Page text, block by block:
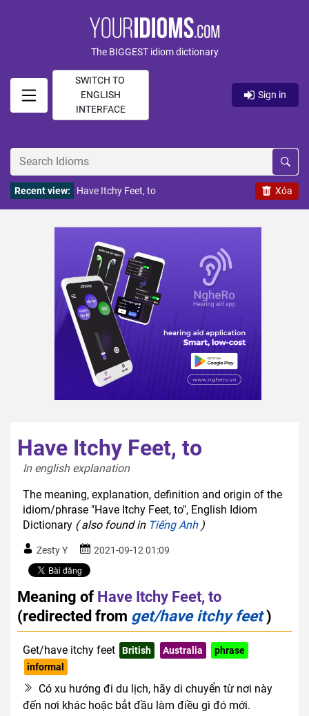
The BIGGEST idiom dictionary
SWITCH TO
ENGLISH
INTERFACE
Sign in
Xóa
Recent view: Have Itchy Feet, to
Have Itchy Feet, to
In english explanation
The meaning, explanation, definition and origin of the
idiom/phrase "Have Itchy Feet, to", English Idiom
Dictionary ( also found in Tiếng Anh)
Zesty Y 2021-09-12 01:09
Meaning of Have Itchy Feet, to
(redirected from get/have itchy feet)
Get/have itchy feet British Australia
phrase
informal
Có xu hướng đi du lịch, hãy di chuyển từ nơi này
đến nơi khác hoặc bắt đầu làm điều gì đó mới.